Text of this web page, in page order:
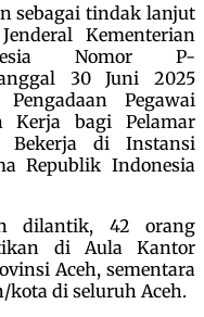
sebagai tindak lanjut
Kementerian
Nomor P-
tanggal 30 Juni 2025
Pegawai
Kerja bagi Pelamar
Bekerja di Instansi
Republik Indonesia
dilantik, 42 orang
di Aula Kantor
Aceh, sementara
kota di seluruh Aceh.